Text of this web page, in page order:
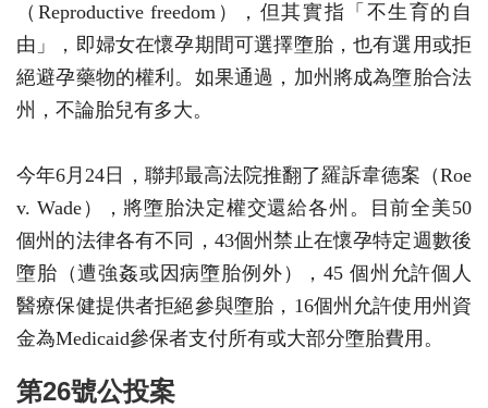
（Reproductive freedom），但其實指「不生育的自
由」，即婦女在懷孕期間可選擇墮胎，也有選用或拒
絕避孕藥物的權利。如果通過，加州將成為墮胎合法
州，不論胎兒有多大。
今年6月24日，聯邦最高法院推翻了羅訴韋德案（Roe
v. Wade），將墮胎決定權交還給各州。目前全美50
個州的法律各有不同，43個州禁止在懷孕特定週數後
墮胎（遭強姦或因病墮胎例外），45 個州允許個人
醫療保健提供者拒絕參與墮胎，16個州允許使用州資
金為Medicaid參保者支付所有或大部分墮胎費用。
第26號公投案